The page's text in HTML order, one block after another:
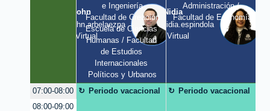
John
john.arbelaezpa
/ Virtual
e Ingeniería
Facultad de Creación
Escuela de Ciencias
Humanas / Facultad
de Estudios
Internacionales
Políticos y Urbanos
Nidia
nidia.espindola
/ Virtual
Administración /
Facultad de Economía
07:00-08:00 Periodo vacacional
Periodo vacacional
08:00-09:00